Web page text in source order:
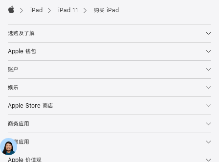
iPad iPad 11 购买 iPad
选购及了解
Apple 钱包
账户
娱乐
Apple Store 商店
商务应用
教育应用
Apple 价值观